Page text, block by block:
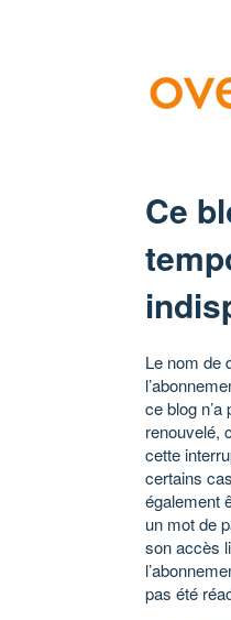
Ce
Le nom de
ce blog n’a
renouvelé,
cette
certains
également
un mot de
son accès
pas été